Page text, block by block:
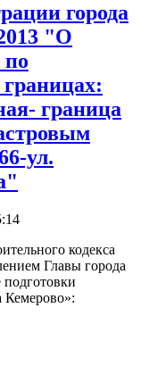
города
"О
по
граница
ул.
кодекса
Главы города
Кемерово»: